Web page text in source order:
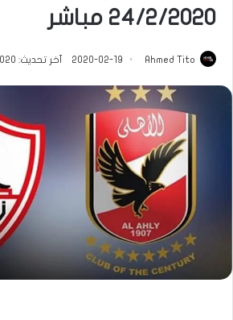
24/2/2020 مباشر
Ahmed Tito
2020-02-19 آخر تحديث: 2020-02-19